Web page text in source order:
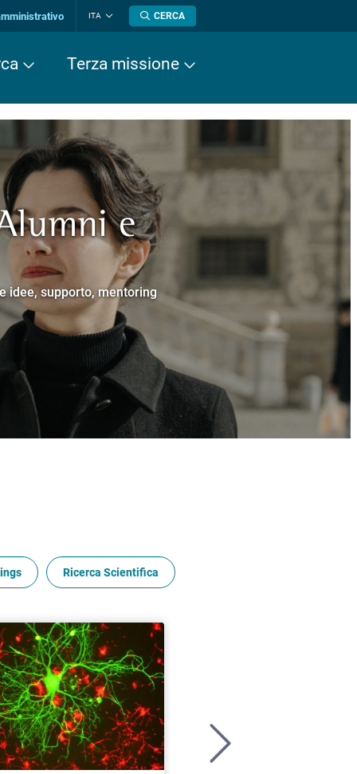
ITA
lingua
CERCA
Terza missione
Superiore.
e
idee, supporto, mentoring
Cavalieri.
Ricerca Scientifica